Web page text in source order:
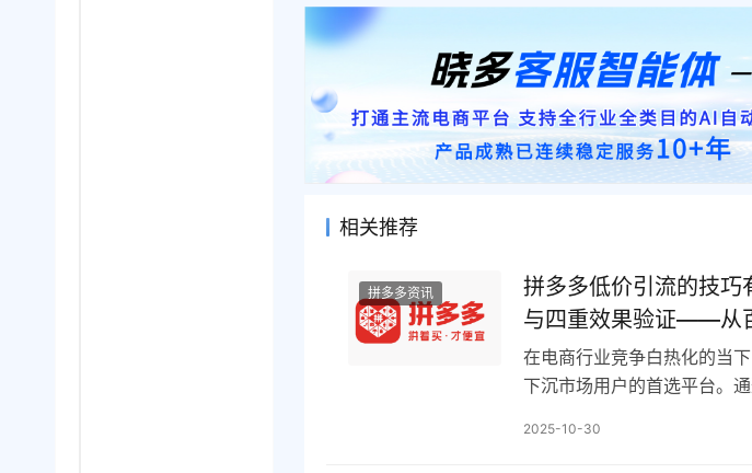
相关推荐
拼多多资讯
拼多多低价引流的技巧
与四重效果验证——从
在电商行业竞争白热化的当
下沉市场用户的首选平台。
2025-10-30